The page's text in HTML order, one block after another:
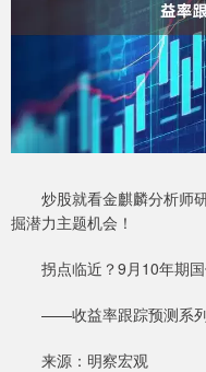
炒股就看金麒麟分析师研
掘潜力主题机会！
拐点临近？9月10年期国
——收益率跟踪预测系列
来源：明察宏观